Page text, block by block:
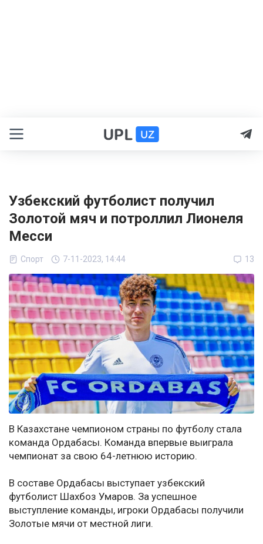
Узбекский футболист получил
Золотой мяч и потроллил Лионеля
Месси
Спорт 7-11-2023, 14:44 13
В Казахстане чемпионом страны по футболу стала
команда Ордабасы. Команда впервые выиграла
чемпионат за свою 64-летнюю историю.
В составе Ордабасы выступает узбекский
футболист Шахбоз Умаров. За успешное
выступление команды, игроки Ордабасы получили
Золотые мячи от местной лиги.